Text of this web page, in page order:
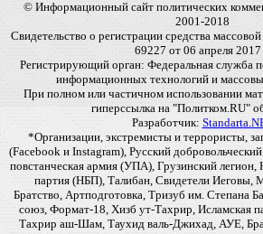
© Информационный сайт политических
2001-2018
Свидетельство о регистрации средства
69227 от 06 апреля 2017
Регистрирующий орган: Федеральная служба
информационных технологий и
При полном или частичном использовании
гиперссылка на "Политком.RU"
Разработчик:
*Организации, экстремисты и террористы,
(Facebook и Instagram), Русский
повстанческая армия (УПА), Грузинский легион,
партия (НБП), Талибан, Свидетели Иеговы,
Братство, Артподготовка, Тризуб им. Степана
союз, Формат-18, Хизб ут-Тахрир, Исламская
Тахрир аш-Шам, Таухид валь-Джихад, АУЕ,